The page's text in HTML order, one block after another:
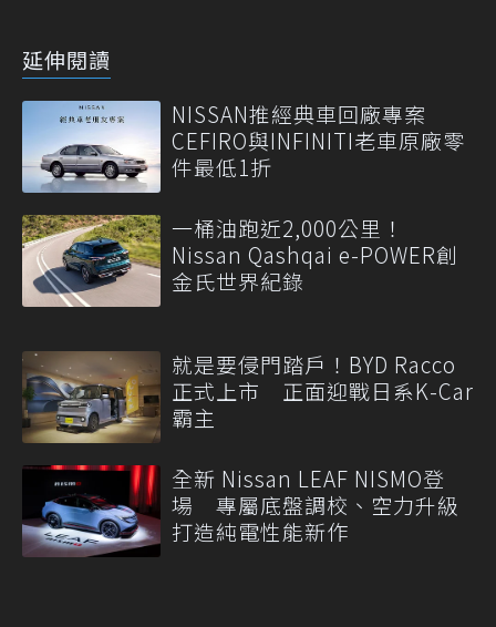
延伸閱讀
NISSAN推經典車回廠專案
CEFIRO與INFINITI老車原廠零
件最低1折
一桶油跑近2,000公里！
Nissan Qashqai e-POWER創
金氏世界紀錄
就是要侵門踏戶！BYD Racco
正式上市 正面迎戰日系K-Car
霸主
全新 Nissan LEAF NISMO登
場 專屬底盤調校、空力升級
打造純電性能新作